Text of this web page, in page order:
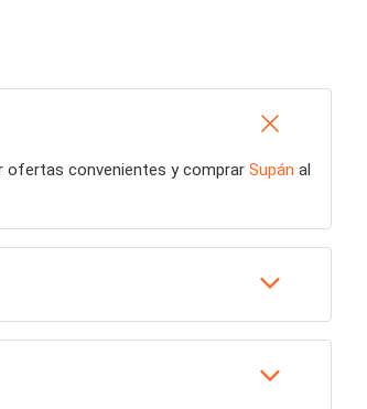
ofertas convenientes y comprar Supán al